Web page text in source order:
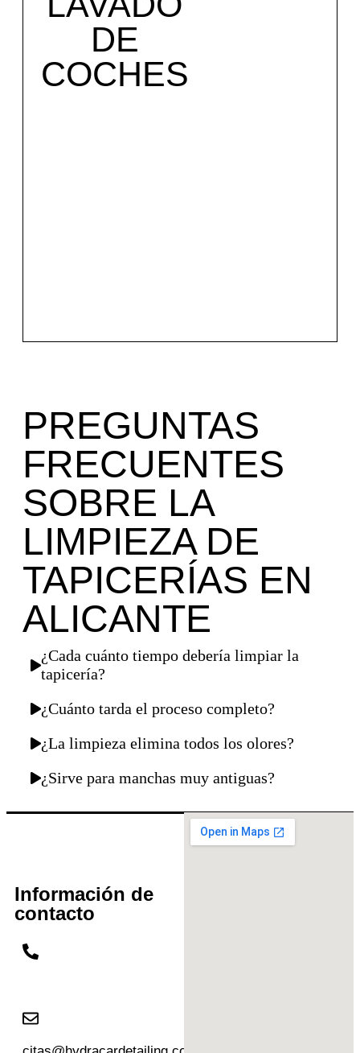
DE
COCHES
PREGUNTAS
FRECUENTES
SOBRE LA
LIMPIEZA DE
TAPICERÍAS EN
ALICANTE
¿Cada cuánto tiempo debería limpiar la
tapicería?
¿Cuánto tarda el proceso completo?
¿La limpieza elimina todos los olores?
¿Sirve para manchas muy antiguas?
Información de
contacto